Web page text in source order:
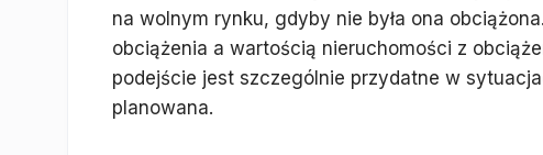
na wolnym rynku, gdyby nie była ona
obciążenia a wartością nieruchomości z
podejście jest szczególnie przydatne w
planowana.